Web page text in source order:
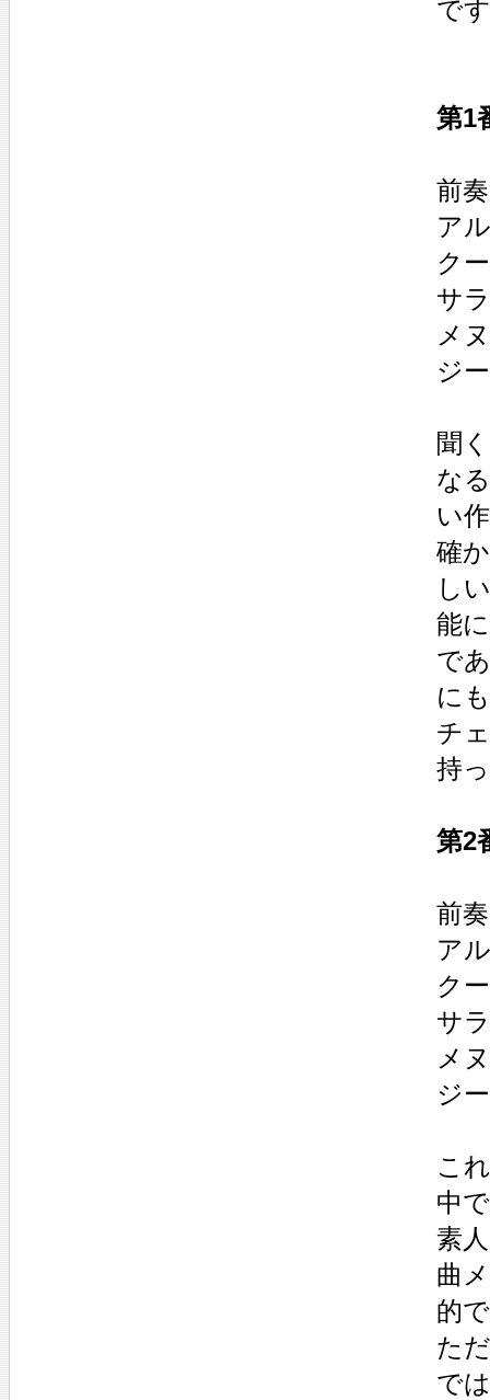
で
第1
前
ア
ク
サ
メ
ジ
聞
な
い
確
し
能
で
に
チ
持
第2
前
ア
ク
サ
メ
ジ
こ
中
素
曲
的
た
で